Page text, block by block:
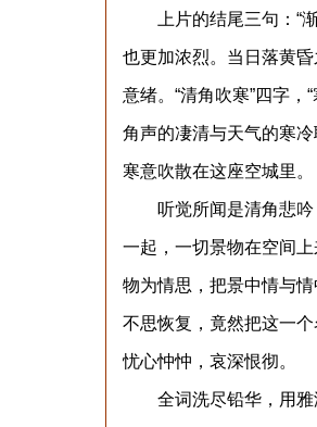
上片的结尾三句：“渐
也更加浓烈。当日落黄
意绪。“清角吹寒”四字
角声的凄清与天气的寒
寒意吹散在这座空城里。
听觉所闻是清角悲吟，
一起，一切景物在空间上
物为情思，把景中情与
不思恢复，竟然把这一
忧心忡忡，哀深恨彻。
全词洗尽铅华，用雅